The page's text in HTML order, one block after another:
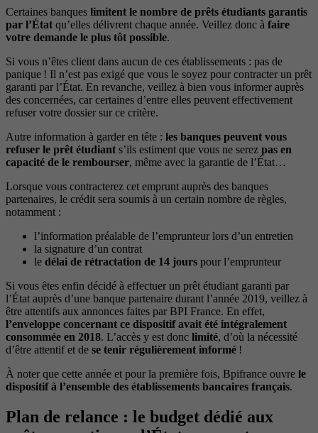
Certaines banques limitent le nombre de prêts étudiants garantis
par l’État qu’elles délivrent chaque année. Veillez donc à faire
votre demande le plus tôt possible.
Si vous n’êtes client dans aucun de ces établissements : pas de
panique ! Il n’est pas exigé que vous le soyez pour contracter un prêt
garanti par l’État. En revanche, veillez à bien vous informer auprès
des concernées, car certaines d’entre elles peuvent effectivement
refuser votre dossier sur ce critère.
Autre information à garder en tête : les banques peuvent vous
refuser le prêt étudiant s’ils estiment que vous ne serez pas en
capacité de le rembourser, même avec la garantie de l’État…
Lorsque vous contracterez cet emprunt auprès des banques
partenaires, le crédit sera soumis à un certain nombre de règles,
notamment :
l’information préalable de l’emprunteur lors d’un entretien
la signature d’un contrat
le délai de rétractation de 14 jours pour l’emprunteur
Si vous êtes enfin décidé à effectuer un prêt étudiant garanti par
l’État auprès d’une banque partenaire durant l’année 2019, veillez à
être attentifs aux annonces faites par BPI France. En effet,
l’enveloppe concernant ce dispositif avait été intégralement
consommée en 2018. L’accès y est donc limité, d’où la nécessité
d’être attentif et de se tenir régulièrement informé !
À noter que cette année et pour la première fois, Bpifrance ouvre le
dispositif à l’ensemble des établissements bancaires français.
Plan de relance : le budget dédié aux